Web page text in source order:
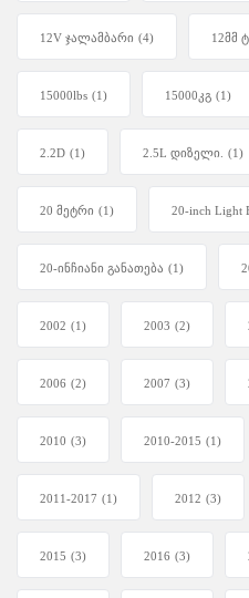
12V ჯალამბარი (4) 12მმ
15000lbs (1) 15000კგ (1)
2.2D (1) 2.5L დიზელი. (1)
20 მეტრი (1) 20-inch Light
20-ინჩიანი განათება (1)
2002 (1) 2003 (2)
2006 (2) 2007 (3)
2010 (3) 2010-2015 (1)
2011-2017 (1) 2012 (3)
2015 (3) 2016 (3)